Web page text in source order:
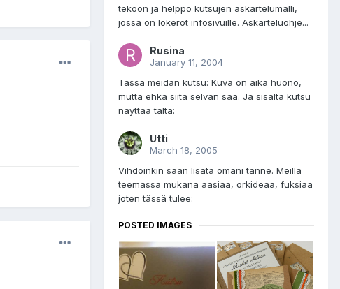
tekoon ja helppo kutsujen askartelumalli,
jossa on lokerot infosivuille. Askarteluohje...
Rusina
January 11, 2004
Tässä meidän kutsu: Kuva on aika huono,
mutta ehkä siitä selvän saa. Ja sisältä kutsu
näyttää tältä:
Utti
March 18, 2005
Vihdoinkin saan lisätä omani tänne. Meillä
teemassa mukana aasiaa, orkideaa, fuksiaa
joten tässä tulee:
POSTED IMAGES